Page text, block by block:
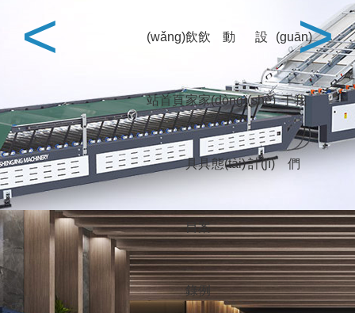
(wǎng)
站首頁
飲
家
具
目
錄
飲
家
具
案
例
動
(dòng)
態(tài)
設
(shè)
計(jì)
(guān)
于我
們
< >
鍋?
料臺
(tái) 堂
家
具
具
(dòng)
吧
椅
圳 都 州 漢 海 京
灣
東
歐
洲
澳
洲
餐桌 餐椅 卡座沙發(fā)
成為餐飲行業(yè)冠軍品牌，與海德利一起行動(dòng)
西餐廳 中餐廳 火鍋店 酒吧
給您五星級(jí)餐廳家具和服務(wù)是海德利的責(zé)任